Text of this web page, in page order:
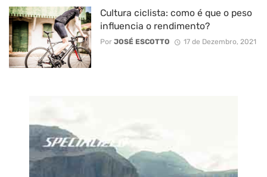
Cultura ciclista: como é que o peso
influencia o rendimento?
Por JOSÉ ESCOTTO 17 de Dezembro, 2021